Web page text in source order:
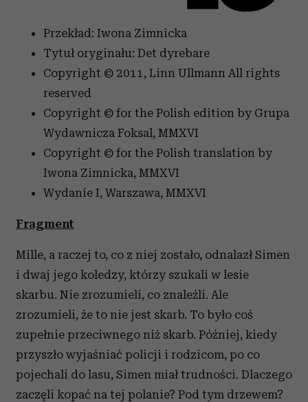
Przekład: Iwona Zimnicka
Tytuł oryginału: Det dyrebare
Copyright © 2011, Linn Ullmann All rights
reserved
Copyright © for the Polish edition by Grupa
Wydawnicza Foksal, MMXVI
Copyright © for the Polish translation by
Iwona Zimnicka, MMXVI
Wydanie I, Warszawa, MMXVI
Fragment
Mille, a raczej to, co z niej zostało, odnalazł Simen
i dwaj jego koledzy, którzy szukali w lesie
skarbu. Nie zrozumieli, co znaleźli. Ale
zrozumieli, że to nie jest skarb. To było coś
zupełnie przeciwnego niż skarb. Później, kiedy
przyszło wyjaśniać policji i rodzicom, po co
pojechali do lasu, Simen miał trudności. Dlaczego
zaczęli kopać na tej polanie? Pod tym drzewem?